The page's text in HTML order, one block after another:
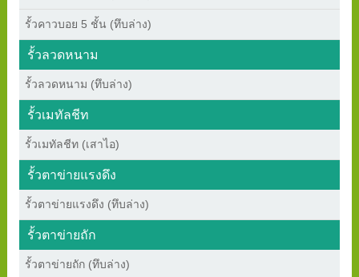
รั้วคาวบอย 5 ชั้น (ทึบล่าง)
รั้วลวดหนาม
รั้วลวดหนาม (ทึบล่าง)
รั้วเมทัลชีท
รั้วเมทัลชีท (เสาไอ)
รั้วตาข่ายแรงดึง
รั้วตาข่ายแรงดึง (ทึบล่าง)
รั้วตาข่ายถัก
รั้วตาข่ายถัก (ทึบล่าง)